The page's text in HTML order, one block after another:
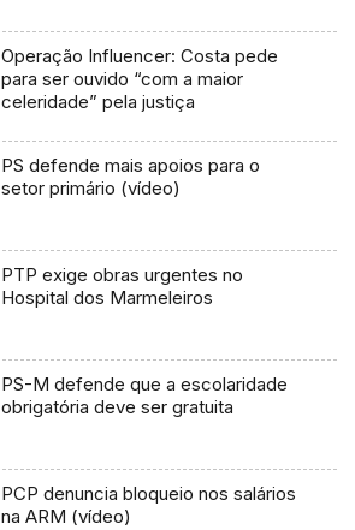
Operação Influencer: Costa pede
para ser ouvido “com a maior
celeridade” pela justiça
PS defende mais apoios para o
setor primário (vídeo)
PTP exige obras urgentes no
Hospital dos Marmeleiros
PS-M defende que a escolaridade
obrigatória deve ser gratuita
PCP denuncia bloqueio nos salários
na ARM (vídeo)